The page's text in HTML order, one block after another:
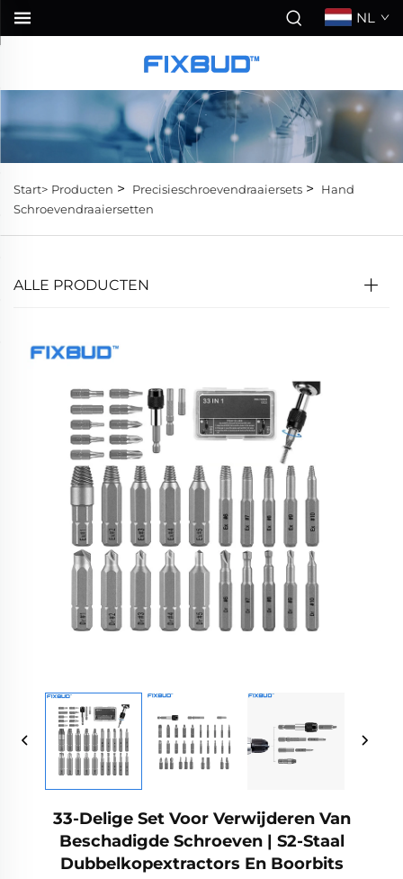
NL
Start> Producten > Precisieschroevendraaiersets >
Hand
Schroevendraaiersetten
ALLE PRODUCTEN
33-Delige Set Voor Verwijderen Van
Beschadigde Schroeven | S2-Staal
Dubbelkopextractors En Boorbits